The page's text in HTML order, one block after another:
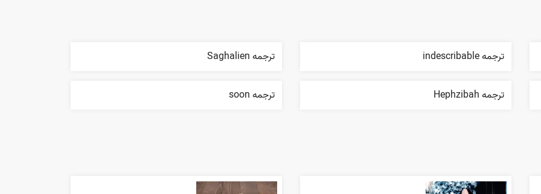
ترجمه indescribable ترجمه Saghalien
ترجمه Hephzibah ترجمه soon